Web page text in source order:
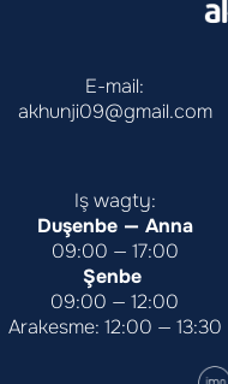
E-mail:
akhunji09@gmail.com
Iş wagty:
Duşenbe — Anna
09:00 — 17:00
Şenbe
09:00 — 12:00
Arakesme: 12:00 — 13:30